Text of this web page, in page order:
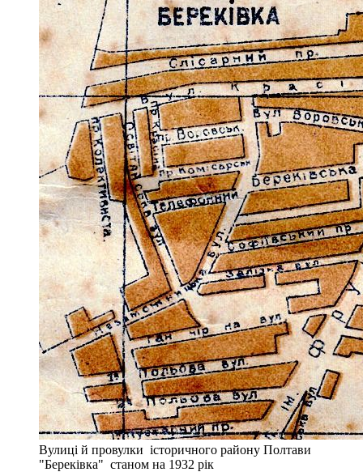
Вулиці й провулки історичного району Полтави
"Береківка" станом на 1932 рік